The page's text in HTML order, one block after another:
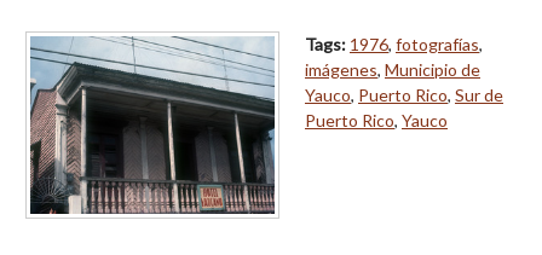
Tags: 1976, fotografías,
imágenes, Municipio de
Yauco, Puerto Rico, Sur de
Puerto Rico, Yauco